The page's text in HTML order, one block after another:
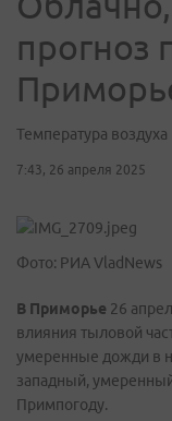
прогноз
Температура
7:43, 26 апреля 2025
Фото: РИА VladNews
В Приморье 26
влияния тыловой
умеренные дожди в
западный,
Примпогоду.